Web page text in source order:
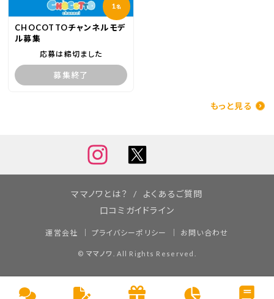
1 名
CHOCOTTOチャンネルモデ
ル募集
応募は締切ました
募集終了
もっと見る
ママノワとは？
よくあるご質問
口コミガイドライン
運営会社 プライバシーポリシー お問い合わせ
© ママノワ . All Rights Reserved.